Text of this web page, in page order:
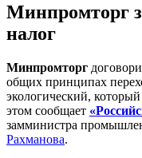
Минпромторг
налог
Минпромторг
общих принципах
экологический,
этом сообщает
замминистра
Рахманова.